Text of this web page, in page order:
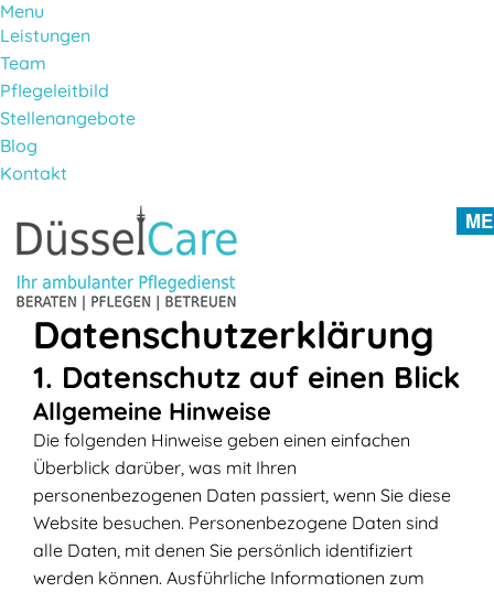
Menu
Leistungen
Team
Pflegeleitbild
Stellenangebote
Blog
Kontakt
Direkt zum Inhalt
Datenschutzerklärung
1. Datenschutz auf einen Blick
Allgemeine Hinweise
Die folgenden Hinweise geben einen einfachen
Überblick darüber, was mit Ihren
personenbezogenen Daten passiert, wenn Sie diese
Website besuchen. Personenbezogene Daten sind
alle Daten, mit denen Sie persönlich identifiziert
werden können. Ausführliche Informationen zum